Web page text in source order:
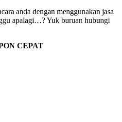
anda dengan menggunakan jasa
apalagi…? Yuk buruan hubungi
CEPAT